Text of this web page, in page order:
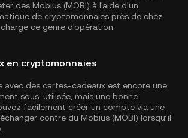
des Mobius (MOBI) à l'aide d'un
de cryptomonnaies près de chez
ce genre d'opération.
en cryptomonnaies
avec des cartes-cadeaux est encore une
sous-utilisée, mais une bonne
facilement créer un compte via une
contre du Mobius (MOBI) lorsqu’il